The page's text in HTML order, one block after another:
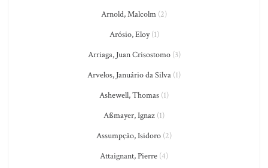
Arnold, Malcolm (2)
Arósio, Eloy(1)
Arriaga, Juan Crisostomo(3)
Arvelos, Januário da Silva (1)
Ashewell, Thomas (1)
Aßmayer, Ignaz (1)
Assumpção, Isidoro (2)
Attaignant, Pierre (4)